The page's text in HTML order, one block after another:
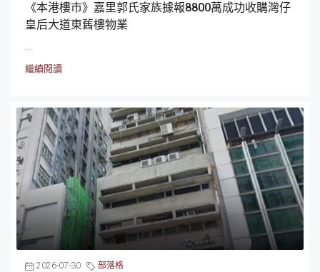
《本港樓市》嘉里郭氏家族據報8800萬成功收購灣仔
皇后大道東舊樓物業
...
繼續閱讀
2026-07-30 部落格